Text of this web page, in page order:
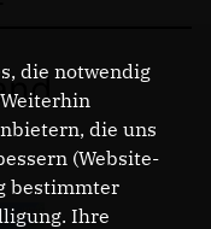
die notwendig
die uns
(Website-
bestimmter
Ihre